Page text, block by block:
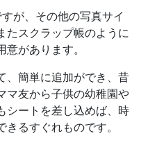
が、その他の写真サイ
たスクラップ帳のように
があります。
、簡単に追加ができ、昔
マ友から子供の幼稚園や
シートを差し込めば、時
るすぐれものです。